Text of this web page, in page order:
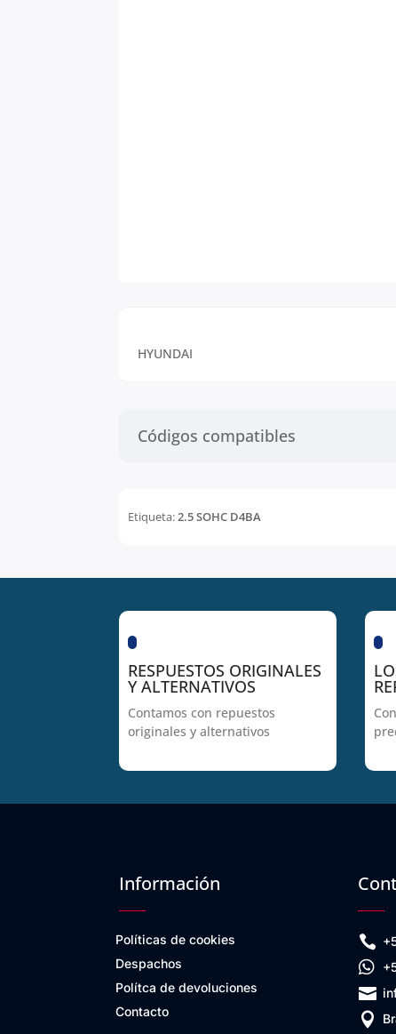
HYUNDAI
Códigos compatibles
Etiqueta:2.5 SOHC D4BA
RESPUESTOS ORIGINALES
Y ALTERNATIVOS
Contamos con repuestos
originales y alternativos
Información
Políticas de cookies
Despachos
Polítca de devoluciones
Contacto



